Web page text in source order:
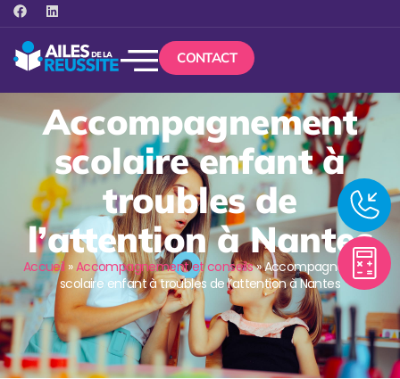
CONTACT
Accompagnement
scolaire enfant à
troubles de
l’attention à Nantes
Accueil »Accompagnement et conseils»Accompagnement
scolaire enfant à troubles de l’attention à Nantes